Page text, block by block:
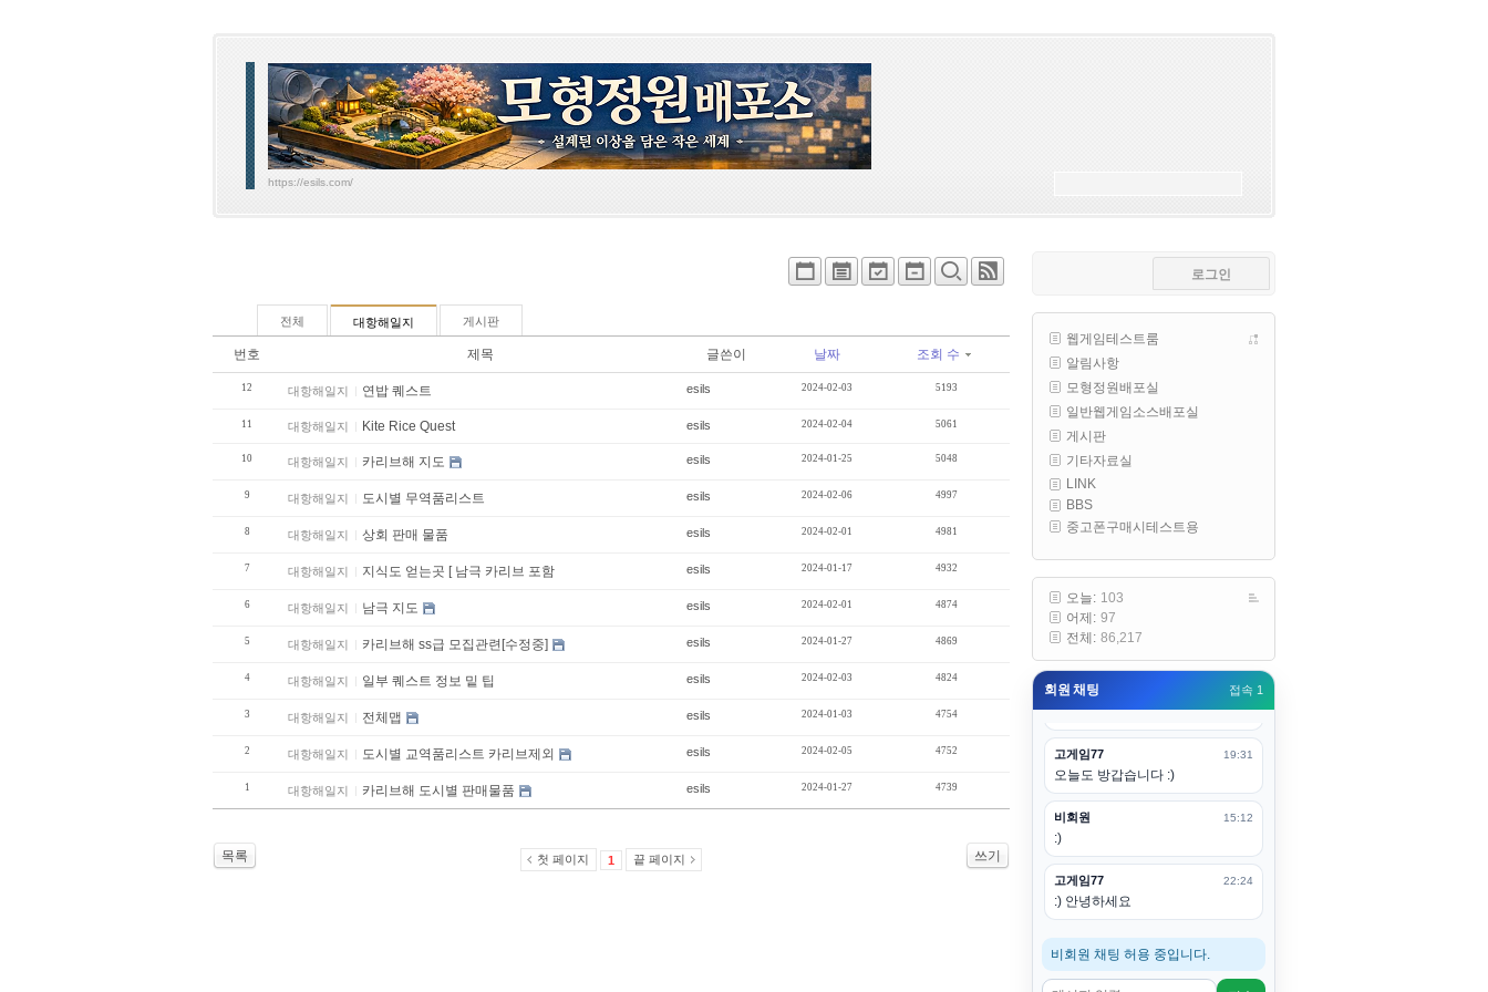
https://esils.com/
전체 대항해일지 게시판
번호 제목 글쓴이 날짜 조회 수
12 대항해일지 연밥 퀘스트 esils 2024-02-03 5193
11 대항해일지 Kite Rice Quest esils 2024-02-04 5061
10 대항해일지 카리브해 지도 esils 2024-01-25 5048
9 대항해일지 도시별 무역품리스트 esils 2024-02-06 4997
8 대항해일지 상회 판매 물품 esils 2024-02-01 4981
7 대항해일지 지식도 얻는곳 [ 남극 카리브 포함 esils 2024-01-17 4932
6 대항해일지 남극 지도 esils 2024-02-01 4874
5 대항해일지 카리브해 ss급 모집관련[수정중] esils 2024-01-27 4869
4 대항해일지 일부 퀘스트 정보 밑 팁 esils 2024-02-03 4824
3 대항해일지 전체맵 esils 2024-01-03 4754
2 대항해일지 도시별 교역품리스트 카리브제외 esils 2024-02-05 4752
1 대항해일지 카리브해 도시별 판매물품 esils 2024-01-27 4739
목록 쓰기
첫 페이지 1 끝 페이지
로그인
웹게임테스트룸
알림사항
모형정원배포실
일반웹게임소스배포실
게시판
기타자료실
LINK
BBS
중고폰구매시테스트용
오늘: 103
어제: 97
전체: 86,217
회원 채팅 접속 1
00:19
밑에 일반웹게임이 더있었네요
esils
아 이제 2로 돌아왔군요
esils
다 펼쳐두면 너무길어서 ..
esils
모바일로 보는데도 좀 불편하더라
구요
니다. 벌써 12시가 넘었었네요
esils
어후 주무세요
고게임77 00:20
(__)수고하십시용!
고게임77 19:31
오늘도 방갑습니다 :)
비회원 15:12
:)
고게임77 22:24
:) 안녕하세요
비회원 채팅 허용 중입니다.